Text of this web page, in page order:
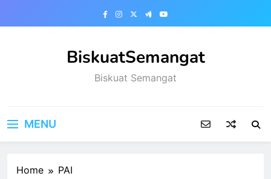
BiskuatSemangat
Biskuat Semangat
MENU
Home PAI